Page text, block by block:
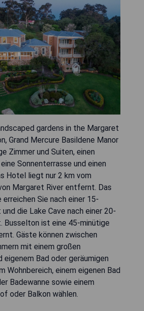
gardens in the Margaret
Grand Mercure Basildene Manor
Zimmer und Suiten, einen
Sonnenterrasse und einen
Hotel liegt nur 2 km vom
Margaret River entfernt. Das
erreichen Sie nach einer 15-
die Lake Cave nach einer 20-
Busselton ist eine 45-minütige
Gäste können zwischen
mit einem großen
eigenem Bad oder geräumigen
Wohnbereich, einem eigenen Bad
Badewanne sowie einem
oder Balkon wählen.